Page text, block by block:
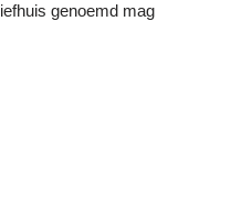
genoemd mag